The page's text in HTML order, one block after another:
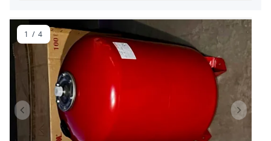
Vorheriger Artikel
1 / 4